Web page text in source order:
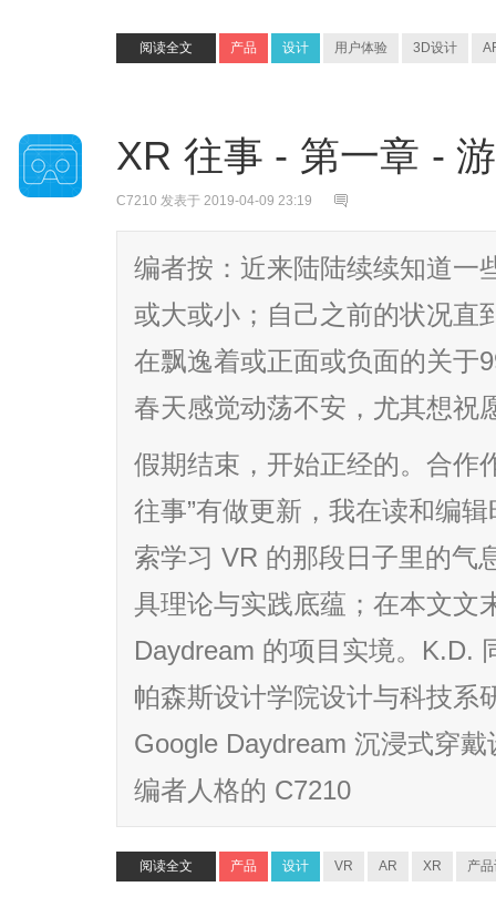
阅读全文 产品 设计 用户体验 3D设计
XR 往事 - 第一章 -
C7210 发表于 2019-04-09 23:19
编者按：近来陆陆续续知道一
或大或小；自己之前的状况直
在飘逸着或正面或负面的关于
春天感觉动荡不安，尤其想祝
假期结束，开始正经的。合作
往事”有做更新，我在读和编
索学习 VR 的那段日子里的气
具理论与实践底蕴；在本文文
Daydream 的项目实境。K.D.
帕森斯设计学院设计与科技系
Google Daydream 沉浸式穿
编者人格的 C7210
阅读全文 产品 设计 VR AR XR 产